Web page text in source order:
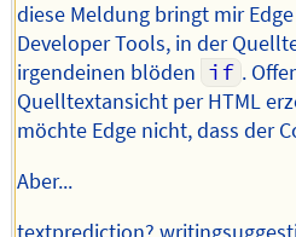
diese Meldung bringt mir
Developer Tools, in der
irgendeinen blöden if .
Quelltextansicht per HTML
möchte Edge nicht, dass der
Aber...